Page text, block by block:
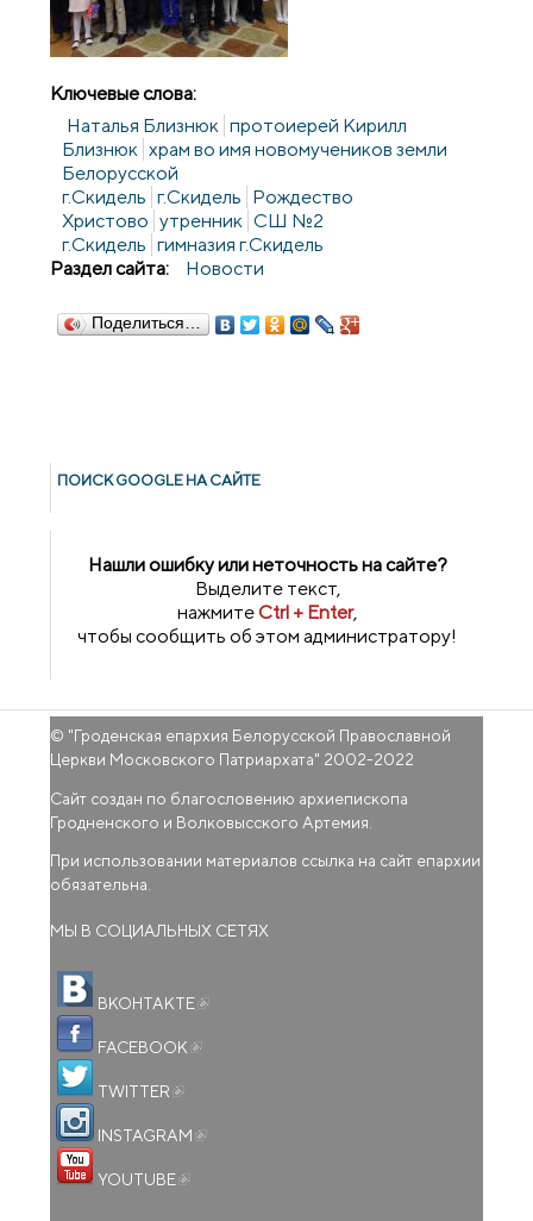
Ключевые слова:
Наталья Близнюк протоиерей Кирилл
Близнюк храм во имя новомучеников земли
Белорусской
г.Скидель г.Скидель Рождество
Христово утренник СШ №2
г.Скидель гимназия г.Скидель
Раздел сайта:
Новости
Поделиться…
ПОИСК GOОGLE НА САЙТЕ
Нашли ошибку или неточность на сайте?
Выделите текст,
нажмитеCtrl + Enter,
чтобы сообщить об этом администратору!
© "Гроденская епархия Белорусской Православной
Церкви Московского Патриархата" 2002-2022
Сайт создан по благословению архиепископа
Гродненского и Волковысского Артемия.
При использовании материалов ссылка на сайт епархии
обязательна.
МЫ В СОЦИАЛЬНЫХ СЕТЯХ
ВКОНТАКТЕ
FACEBOOK
TWITTER
INSTAGRAM
YOUTUBE